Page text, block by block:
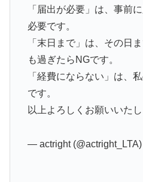
「届出が必要」は、事前
必要です。
「末日まで」は、その日
も過ぎたらNGです。
「経費にならない」は、
です。
以上よろしくお願いいた
— actright (@actright_LTA)